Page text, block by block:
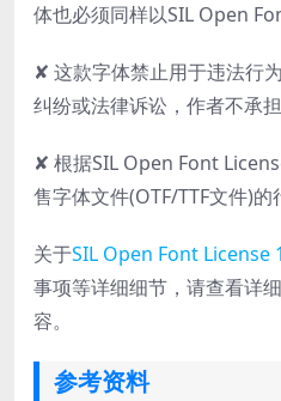
体也必须同样以SIL Open
✘ 这款字体禁止用于违法行
纠纷或法律诉讼，作者不承担
✘ 根据SIL Open Font
售字体文件(OTF/TTF文件)的
关于SIL Open Font License
事项等详细细节，请查看详
容。
参考资料